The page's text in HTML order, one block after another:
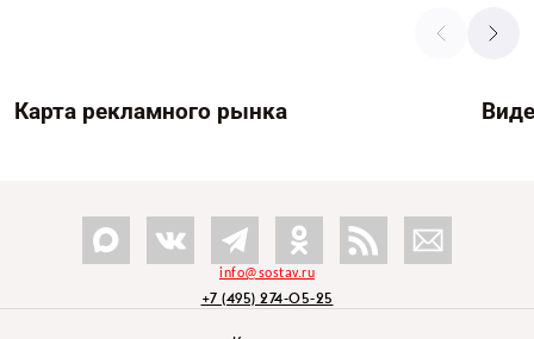
Карта рекламного рынка
info@sostav.ru
+7 (495) 274-05-25